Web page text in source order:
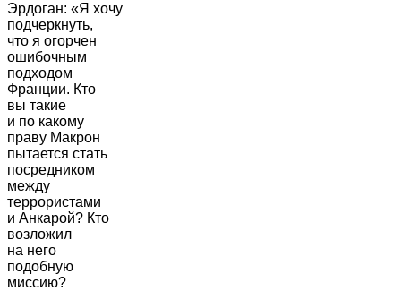
Эрдоган: «Я хочу
подчеркнуть,
что я огорчен
ошибочным
подходом
Франции. Кто
вы такие
и по какому
праву Макрон
пытается стать
посредником
между
террористами
и Анкарой? Кто
возложил
на него
подобную
миссию?